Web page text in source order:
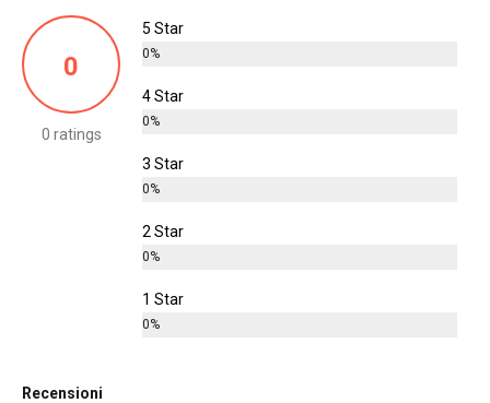
0
0 ratings
5 Star
0%
4 Star
0%
3 Star
0%
2 Star
0%
1 Star
0%
Recensioni